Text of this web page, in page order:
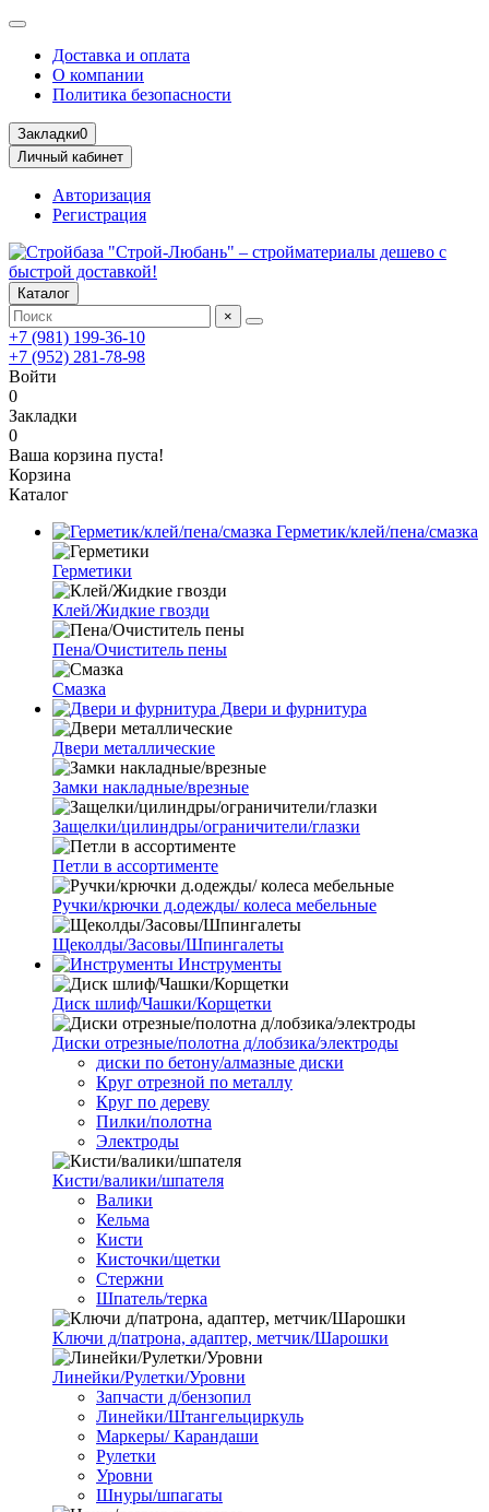
Доставка и оплата
О компании
Политика безопасности
Закладки0
Личный кабинет
Авторизация
Регистрация
Каталог
×
+7 (981) 199-36-10
+7 (952) 281-78-98
Войти
0
Закладки
0
Ваша корзина пуста!
Корзина
Каталог
Герметик/клей/пена/смазка
Герметики
Клей/Жидкие гвозди
Пена/Очиститель пены
Смазка
Двери и фурнитура
Двери металлические
Замки накладные/врезные
Защелки/цилиндры/ограничители/глазки
Петли в ассортименте
Ручки/крючки д.одежды/ колеса мебельные
Щеколды/Засовы/Шпингалеты
Инструменты
Диск шлиф/Чашки/Корщетки
Диски отрезные/полотна д/лобзика/электроды
диски по бетону/алмазные диски
Круг отрезной по металлу
Круг по дереву
Пилки/полотна
Электроды
Кисти/валики/шпателя
Валики
Кельма
Кисти
Кисточки/щетки
Стержни
Шпатель/терка
Ключи д/патрона, адаптер, метчик/Шарошки
Линейки/Рулетки/Уровни
Запчасти д/бензопил
Линейки/Штангельциркуль
Маркеры/ Карандаши
Рулетки
Уровни
Шнуры/шпагаты